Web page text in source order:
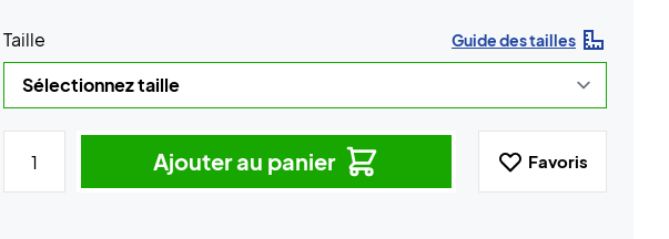
Taille Guide des tailles
Ajouter au panier Favoris